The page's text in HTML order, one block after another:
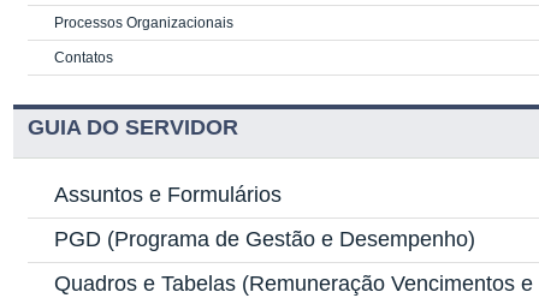
Processos Organizacionais
Contatos
GUIA DO SERVIDOR
Assuntos e Formulários
PGD (Programa de Gestão e Desempenho)
Quadros e Tabelas (Remuneração Vencimentos